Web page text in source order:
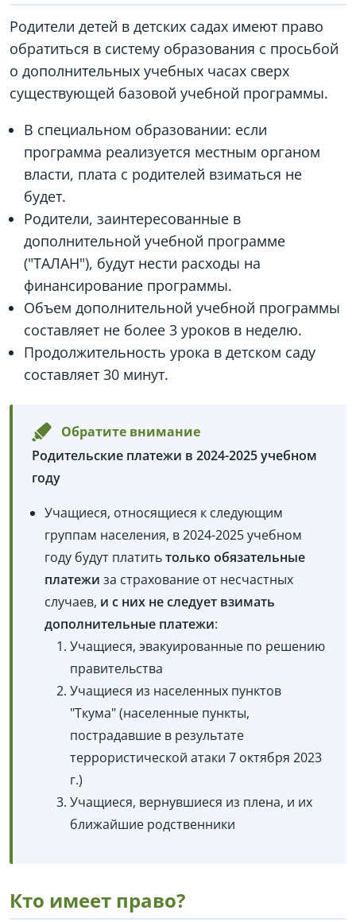
Родители детей в детских садах имеют право
обратиться в систему образования с просьбой
о дополнительных учебных часах сверх
существующей базовой учебной программы.
В специальном образовании: если
программа реализуется местным органом
власти, плата с родителей взиматься не
будет.
Родители, заинтересованные в
дополнительной учебной программе
("ТАЛАН"), будут нести расходы на
финансирование программы.
Объем дополнительной учебной программы
составляет не более 3 уроков в неделю.
Продолжительность урока в детском саду
составляет 30 минут.
Обратите внимание
Родительские платежи в 2024-2025 учебном
году
Учащиеся, относящиеся к следующим
группам населения, в 2024-2025 учебном
году будут платитьтолько обязательные
платежи за страхование от несчастных
случаев, и с них не следует взимать
дополнительные платежи:
Учащиеся, эвакуированные по решению
правительства
Учащиеся из населенных пунктов
"Ткума" (населенные пункты,
пострадавшие в результате
террористической атаки 7 октября 2023
г.)
Учащиеся, вернувшиеся из плена, и их
ближайшие родственники
Кто имеет право?